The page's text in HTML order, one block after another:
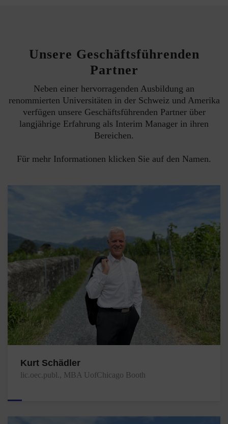
Unsere Geschäftsführenden
Partner
Neben einer hervorragenden Ausbildung an
renommierten Universitäten in der Schweiz und Amerika
verfügen unsere Geschäftsführenden Partner über
langjährige Erfahrung als Interim Manager in ihren
Bereichen.
Für mehr Informationen klicken Sie auf den Namen.
Kurt Schädler
lic.oec.publ., MBA UofChicago Booth